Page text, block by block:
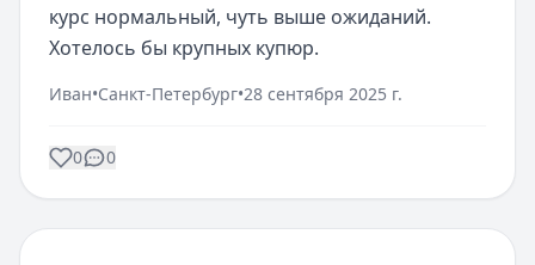
курс нормальный, чуть выше ожиданий.
Хотелось бы крупных купюр.
Иван•Санкт-Петербург•28 сентября 2025 г.
0 0